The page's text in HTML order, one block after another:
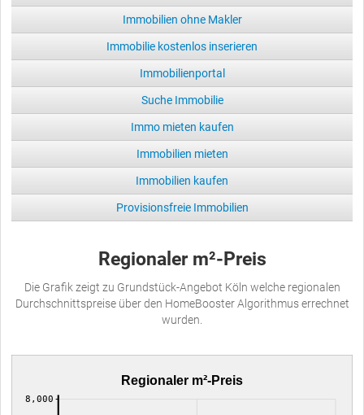
Immobilien ohne Makler
Immobilie kostenlos inserieren
Immobilienportal
Suche Immobilie
Immo mieten kaufen
Immobilien mieten
Immobilien kaufen
Provisionsfreie Immobilien
Regionaler m²-Preis
Die Grafik zeigt zu Grundstück-Angebot Köln welche regionalen
Durchschnittspreise über den HomeBooster Algorithmus errechnet
wurden.
Regionaler m²-Preis
8,000